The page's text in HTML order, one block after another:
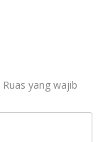
Ruas yang wajib